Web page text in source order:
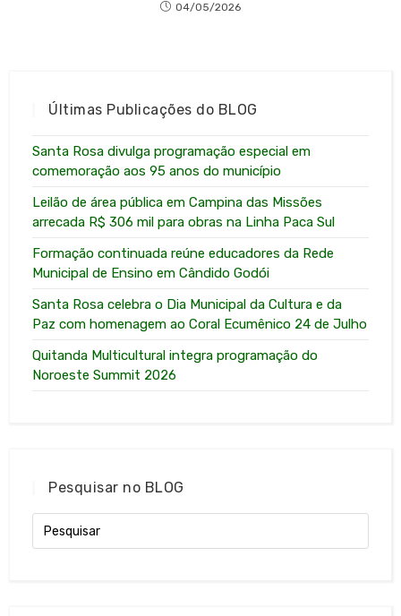
04/05/2026
Últimas Publicações do BLOG
Santa Rosa divulga programação especial em
comemoração aos 95 anos do município
Leilão de área pública em Campina das Missões
arrecada R$ 306 mil para obras na Linha Paca Sul
Formação continuada reúne educadores da Rede
Municipal de Ensino em Cândido Godói
Santa Rosa celebra o Dia Municipal da Cultura e da
Paz com homenagem ao Coral Ecumênico 24 de Julho
Quitanda Multicultural integra programação do
Noroeste Summit 2026
Pesquisar no BLOG